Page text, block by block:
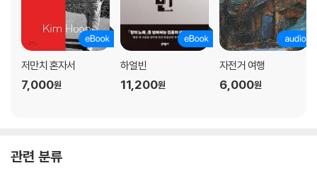
저만치 혼자서
7,000원
하얼빈
11,200원
자전거 여행
6,000원
관련 분류